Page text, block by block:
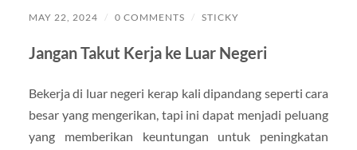
MAY 22, 2024 / 0 COMMENTS / STICKY
Jangan Takut Kerja ke Luar Negeri
Bekerja di luar negeri kerap kali dipandang seperti cara
besar yang mengerikan, tapi ini dapat menjadi peluang
yang memberikan keuntungan untuk peningkatan